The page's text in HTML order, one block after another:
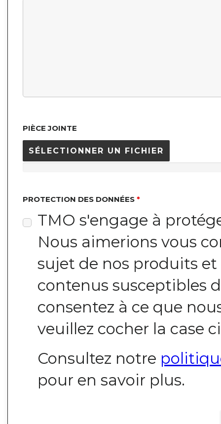
PIÈCE JOINTE
SÉLECTIONNER UN FICHIER
PROTECTION DES DONNÉES *
TMO s'engage à
Nous aimerions vous
sujet de nos produits
contenus susceptibles
consentez à ce que
veuillez cocher la case
Consultez notre
pour en savoir plus.